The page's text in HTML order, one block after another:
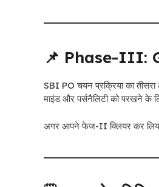
📌 Phase-III:
SBI PO चयन प्रक्रिया का
माइंड और पर्सनैलिटी को परखने के
अगर आपने फेज-II क्लियर कर